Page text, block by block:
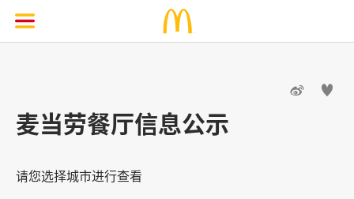
 
麦当劳餐厅信息公示
请您选择城市进行查看